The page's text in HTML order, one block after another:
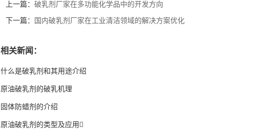
上一篇： 破乳剂厂家在多功能化学品中的开发方向
下一篇： 国内破乳剂厂家在工业清洁领域的解决方案优化
相关新闻：
什么是破乳剂和其用途介绍
原油破乳剂的破乳机理
固体防蜡剂的介绍
原油破乳剂的类型及应用